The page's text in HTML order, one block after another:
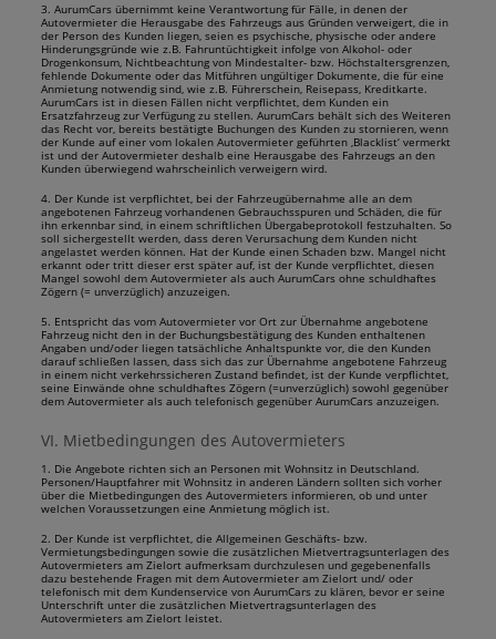
3. AurumCars übernimmt keine Verantwortung für Fälle, in denen der
Autovermieter die Herausgabe des Fahrzeugs aus Gründen verweigert, die in
der Person des Kunden liegen, seien es psychische, physische oder andere
Hinderungsgründe wie z.B. Fahruntüchtigkeit infolge von Alkohol- oder
Drogenkonsum, Nichtbeachtung von Mindestalter- bzw. Höchstaltersgrenzen,
fehlende Dokumente oder das Mitführen ungültiger Dokumente, die für eine
Anmietung notwendig sind, wie z.B. Führerschein, Reisepass, Kreditkarte.
AurumCars ist in diesen Fällen nicht verpflichtet, dem Kunden ein
Ersatzfahrzeug zur Verfügung zu stellen. AurumCars behält sich des Weiteren
das Recht vor, bereits bestätigte Buchungen des Kunden zu stornieren, wenn
der Kunde auf einer vom lokalen Autovermieter geführten ‚Blacklist‘ vermerkt
ist und der Autovermieter deshalb eine Herausgabe des Fahrzeugs an den
Kunden überwiegend wahrscheinlich verweigern wird.
4. Der Kunde ist verpflichtet, bei der Fahrzeugübernahme alle an dem
angebotenen Fahrzeug vorhandenen Gebrauchsspuren und Schäden, die für
ihn erkennbar sind, in einem schriftlichen Übergabeprotokoll festzuhalten. So
soll sichergestellt werden, dass deren Verursachung dem Kunden nicht
angelastet werden können. Hat der Kunde einen Schaden bzw. Mangel nicht
erkannt oder tritt dieser erst später auf, ist der Kunde verpflichtet, diesen
Mangel sowohl dem Autovermieter als auch AurumCars ohne schuldhaftes
Zögern (= unverzüglich) anzuzeigen.
5. Entspricht das vom Autovermieter vor Ort zur Übernahme angebotene
Fahrzeug nicht den in der Buchungsbestätigung des Kunden enthaltenen
Angaben und/oder liegen tatsächliche Anhaltspunkte vor, die den Kunden
darauf schließen lassen, dass sich das zur Übernahme angebotene Fahrzeug
in einem nicht verkehrssicheren Zustand befindet, ist der Kunde verpflichtet,
seine Einwände ohne schuldhaftes Zögern (=unverzüglich) sowohl gegenüber
dem Autovermieter als auch telefonisch gegenüber AurumCars anzuzeigen.
VI. Mietbedingungen des Autovermieters
1. Die Angebote richten sich an Personen mit Wohnsitz in Deutschland.
Personen/Hauptfahrer mit Wohnsitz in anderen Ländern sollten sich vorher
über die Mietbedingungen des Autovermieters informieren, ob und unter
welchen Voraussetzungen eine Anmietung möglich ist.
2. Der Kunde ist verpflichtet, die Allgemeinen Geschäfts- bzw.
Vermietungsbedingungen sowie die zusätzlichen Mietvertragsunterlagen des
Autovermieters am Zielort aufmerksam durchzulesen und gegebenenfalls
dazu bestehende Fragen mit dem Autovermieter am Zielort und/ oder
telefonisch mit dem Kundenservice von AurumCars zu klären, bevor er seine
Unterschrift unter die zusätzlichen Mietvertragsunterlagen des
Autovermieters am Zielort leistet.